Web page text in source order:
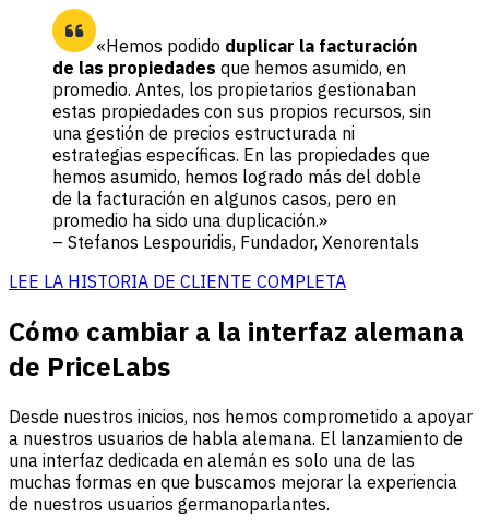
«Hemos podido duplicar la facturación
de las propiedades que hemos asumido, en
promedio. Antes, los propietarios gestionaban
estas propiedades con sus propios recursos, sin
una gestión de precios estructurada ni
estrategias específicas. En las propiedades que
hemos asumido, hemos logrado más del doble
de la facturación en algunos casos, pero en
promedio ha sido una duplicación.»
– Stefanos Lespouridis, Fundador, Xenorentals
LEE LA HISTORIA DE CLIENTE COMPLETA
Cómo cambiar a la interfaz alemana
de PriceLabs
Desde nuestros inicios, nos hemos comprometido a apoyar
a nuestros usuarios de habla alemana. El lanzamiento de
una interfaz dedicada en alemán es solo una de las
muchas formas en que buscamos mejorar la experiencia
de nuestros usuarios germanoparlantes.